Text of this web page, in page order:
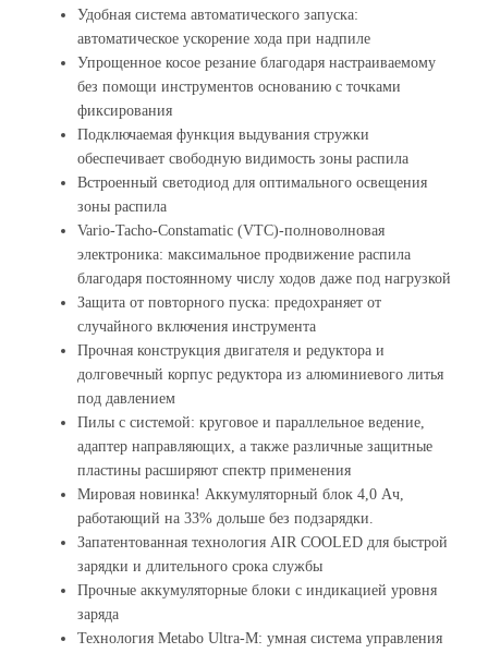
Удобная система автоматического запуска:
автоматическое ускорение хода при надпиле
Упрощенное косое резание благодаря настраиваемому
без помощи инструментов основанию с точками
фиксирования
Подключаемая функция выдувания стружки
обеспечивает свободную видимость зоны распила
Встроенный светодиод для оптимального освещения
зоны распила
Vario-Tacho-Constamatic (VTC)-полноволновая
электроника: максимальное продвижение распила
благодаря постоянному числу ходов даже под нагрузкой
Защита от повторного пуска: предохраняет от
случайного включения инструмента
Прочная конструкция двигателя и редуктора и
долговечный корпус редуктора из алюминиевого литья
под давлением
Пилы с системой: круговое и параллельное ведение,
адаптер направляющих, а также различные защитные
пластины расширяют спектр применения
Мировая новинка! Аккумуляторный блок 4,0 Ач,
работающий на 33% дольше без подзарядки.
Запатентованная технология AIR COOLED для быстрой
зарядки и длительного срока службы
Прочные аккумуляторные блоки с индикацией уровня
заряда
Технология Metabo Ultra-M: умная система управления